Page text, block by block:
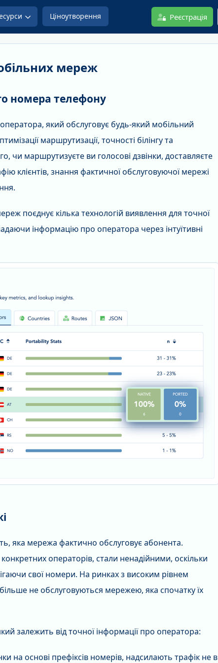
Ціноутворення Реєстрація
мереж
номера телефону
який обслуговує будь-який мобільний
маршрутизації, точності білінгу та
чи маршрутизуєте ви голосові дзвінки, доставляєте
клієнтів, знання фактичної обслуговуючої мережі
поєднує кілька технологій виявлення для точної
інформацію про оператора через інтуїтивні
яка мережа фактично обслуговує абонента.
операторів, стали ненадійними, оскільки
свої номери. На ринках з високим рівнем
не обслуговуються мережею, яка спочатку їх
залежить від точної інформації про оператора:
на основі префіксів номерів, надсилають трафік не в